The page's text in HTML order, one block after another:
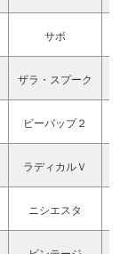
サボ
ザラ・スプーク
ビーバップ２
ラディカルＶ
ニシエスタ